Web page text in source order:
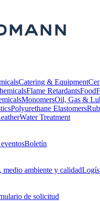
Catering & Equipment
Flame RetardantsFood
MonomersOil, Gas &
Polyurethane Elastomers
Water Treatment
Boletín
medio ambiente y calidad
de solicitud